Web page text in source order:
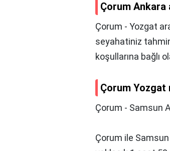
Çorum Ankara
Çorum - Yozgat
seyahatiniz
koşullarına bağlı
Çorum Yozgat
Çorum - Samsun
Çorum ile